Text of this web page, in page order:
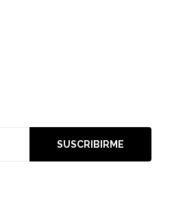
SUSCRIBIRME